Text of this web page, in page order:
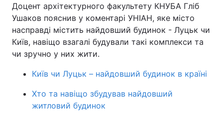
Доцент архітектурного факультету КНУБА Гліб
Ушаков пояснив у коментарі УНІАН, яке місто
насправді містить найдовший будинок - Луцьк чи
Київ, навіщо взагалі будували такі комплекси та
чи зручно у них жити.
Київ чи Луцьк – найдовший будинок в країні
Хто та навіщо збудував найдовший
житловий будинок